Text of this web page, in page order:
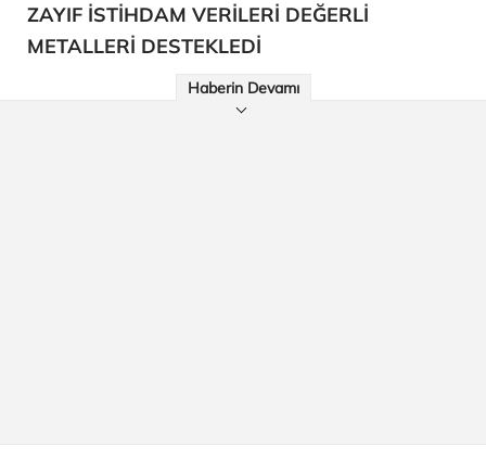
ZAYIF İSTİHDAM VERİLERİ DEĞERLİ
METALLERİ DESTEKLEDİ
Haberin Devamı